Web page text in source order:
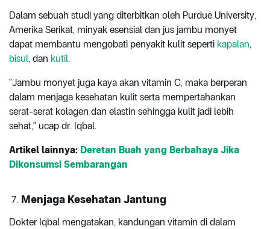
Dalam sebuah studi yang diterbitkan oleh Purdue University,
Amerika Serikat, minyak esensial dan jus jambu monyet
dapat membantu mengobati penyakit kulit seperti kapalan,
bisul, dan kutil.
"Jambu monyet juga kaya akan vitamin C, maka berperan
dalam menjaga kesehatan kulit serta mempertahankan
serat-serat kolagen dan elastin sehingga kulit jadi lebih
sehat," ucap dr. Iqbal.
Artikel lainnya: Deretan Buah yang Berbahaya Jika
Dikonsumsi Sembarangan
Menjaga Kesehatan Jantung
Dokter Iqbal mengatakan, kandungan vitamin di dalam